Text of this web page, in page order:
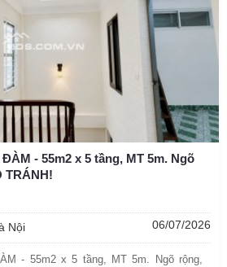
- 55m2 x 5 tầng, MT 5m. Ngõ
TRÁNH!
Nội 06/07/2026
- 55m2 x 5 tầng, MT 5m. Ngõ rộng,